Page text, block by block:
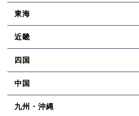
東海
近畿
四国
中国
九州・沖縄